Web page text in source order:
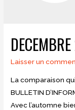
Laisser un
La comparaison
BULLETIN
Avec l’automne